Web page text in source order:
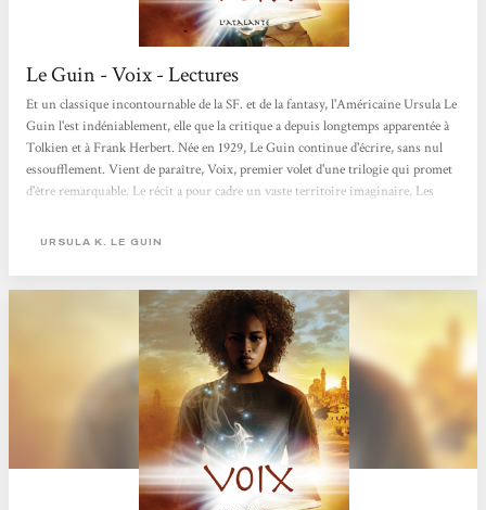
Le Guin - Voix - Lectures
Et un classique incontournable de la SF. et de la fantasy, l'Américaine Ursula Le
Guin l'est indéniablement, elle que la critique a depuis longtemps apparentée à
Tolkien et à Frank Herbert. Née en 1929, Le Guin continue d'écrire, sans nul
essoufflement. Vient de paraître, Voix, premier volet d'une trilogie qui promet
d'être remarquable. Le récit a pour cadre un vaste territoire imaginaire, Les
dont l'auteur donne un plan détaillé en tête de son roman. Ansul, cité
URSULA K. LE GUIN